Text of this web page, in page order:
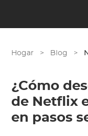
Hogar > Blog >
¿Cómo
de Netflix
en pasos